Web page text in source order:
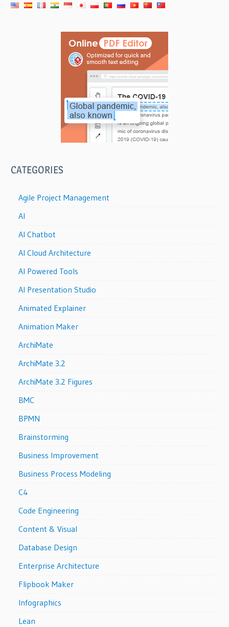
CATEGORIES
Agile Project Management
AI
AI Chatbot
AI Cloud Architecture
AI Powered Tools
AI Presentation Studio
Animated Explainer
Animation Maker
ArchiMate
ArchiMate 3.2
ArchiMate 3.2 Figures
BMC
BPMN
Brainstorming
Business Improvement
Business Process Modeling
C4
Code Engineering
Content & Visual
Database Design
Enterprise Architecture
Flipbook Maker
Infographics
Lean